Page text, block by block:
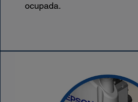
ocupada.